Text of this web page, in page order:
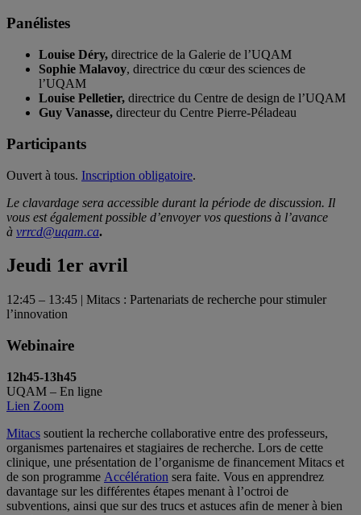
Panélistes
Louise Déry, directrice de la Galerie de l’UQAM
Sophie Malavoy, directrice du cœur des sciences de
l’UQAM
Louise Pelletier, directrice du Centre de design de l’UQAM
Guy Vanasse, directeur du Centre Pierre-Péladeau
Participants
Ouvert à tous. Inscription obligatoire.
Le clavardage sera accessible durant la période de discussion. Il
vous est également possible d’envoyer vos questions à l’avance
à vrrcd@uqam.ca.
Jeudi 1er avril
12:45 – 13:45 | Mitacs : Partenariats de recherche pour stimuler
l’innovation
Webinaire
12h45-13h45
UQAM – En ligne
Lien Zoom
Mitacs soutient la recherche collaborative entre des professeurs,
organismes partenaires et stagiaires de recherche. Lors de cette
clinique, une présentation de l’organisme de financement Mitacs et
de son programme Accélération sera faite. Vous en apprendrez
davantage sur les différentes étapes menant à l’octroi de
subventions, ainsi que sur des trucs et astuces afin de mener à bien